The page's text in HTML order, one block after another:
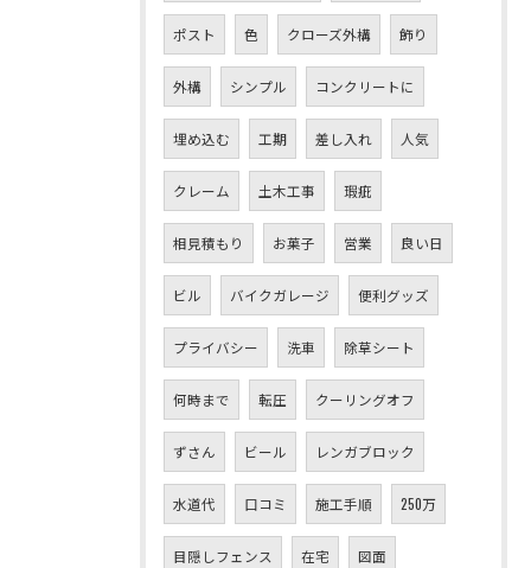
ポスト 色 クローズ外構 飾り
外構 シンプル コンクリートに
埋め込む 工期 差し入れ 人気
クレーム 土木工事 瑕疵
相見積もり お菓子 営業 良い日
ビル バイクガレージ 便利グッズ
プライバシー 洗車 除草シート
何時まで 転圧 クーリングオフ
ずさん ビール レンガブロック
水道代 口コミ 施工手順 250万
目隠しフェンス 在宅 図面